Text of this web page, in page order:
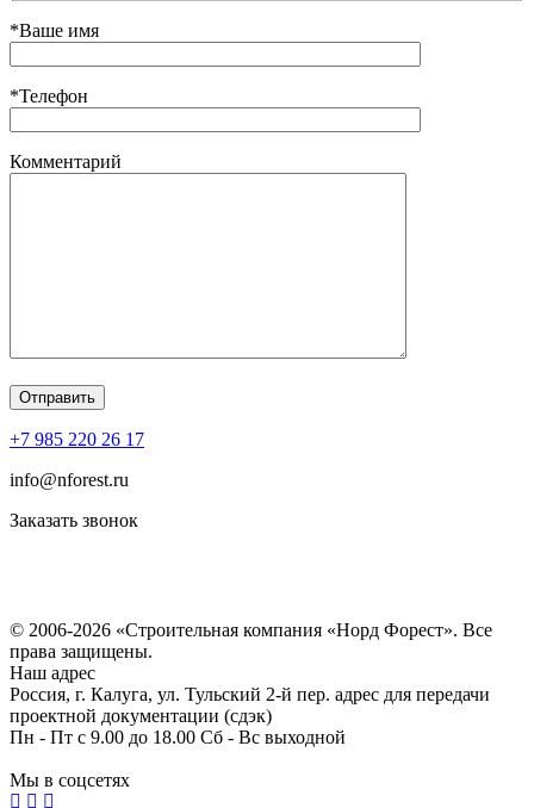
*Ваше имя
*Телефон
Комментарий
+7 985 220 26 17
info@nforest.ru
Заказать звонок
© 2006-2026 «Строительная компания «Норд Форест». Все
права защищены.
Наш адрес
Россия, г. Калуга, ул. Тульский 2-й пер. адрес для передачи
проектной документации (сдэк)
Пн - Пт с 9.00 до 18.00 Сб - Вс выходной
Мы в соцсетях